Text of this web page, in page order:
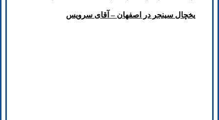
یخچال سینجر در اصفهان – آقای سرویس